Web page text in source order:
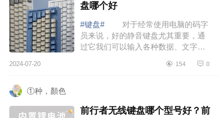
盘哪个好
#键盘#
对于经常使用电脑的码字
员来说，好的静音键盘尤其重要，通
过它我们可以输入各种数据、文字和
脑中不可或缺的组成部分。当然了键
2024-07-20 154 0
①种，顏色
前行者无线键盘哪个型号好？前